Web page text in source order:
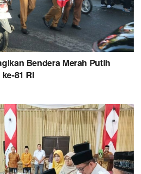
Bendera Merah Putih
81 RI